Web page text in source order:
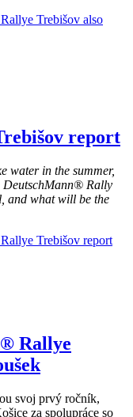
Trebišov also
report
water in the summer,
DeutschMann® Rally
and what will be the
Trebišov report
Rallye
svoj prvý ročník,
za spolupráce so